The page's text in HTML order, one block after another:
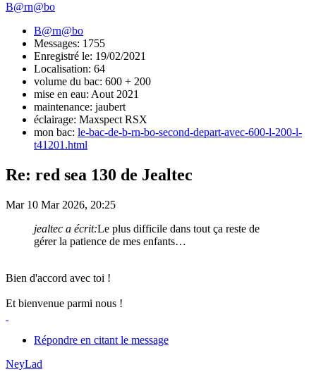
B@rn@bo
B@rn@bo
Messages: 1755
Enregistré le: 19/02/2021
Localisation: 64
volume du bac: 600 + 200
mise en eau: Aout 2021
maintenance: jaubert
éclairage: Maxspect RSX
mon bac: le-bac-de-b-rn-bo-second-depart-avec-600-l-200-l-
t41201.html
Re: red sea 130 de Jealtec
Mar 10 Mar 2026, 20:25
jealtec a écrit:Le plus difficile dans tout ça reste de
gérer la patience de mes enfants…
Bien d'accord avec toi !
Et bienvenue parmi nous !
Répondre en citant le message
NeyLad